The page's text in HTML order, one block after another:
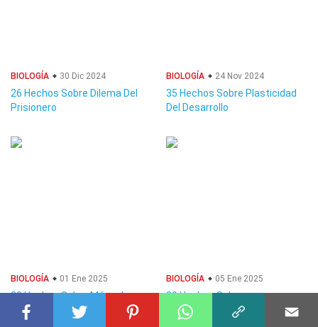
BIOLOGÍA 30 Dic 2024
26 Hechos Sobre Dilema Del
Prisionero
BIOLOGÍA 24 Nov 2024
35 Hechos Sobre Plasticidad
Del Desarrollo
BIOLOGÍA 01 Ene 2025
33 Hechos Sobre Músculo
Esquelético
BIOLOGÍA 05 Ene 2025
29 Hechos Sobre
Secuenciación De Sanger